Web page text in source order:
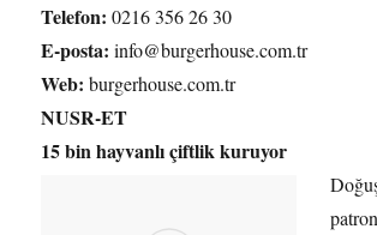
Telefon: 0216 356 26 30
E-posta: info@burgerhouse.com.tr
Web: burgerhouse.com.tr
NUSR-ET
15 bin hayvanlı çiftlik kuruyor